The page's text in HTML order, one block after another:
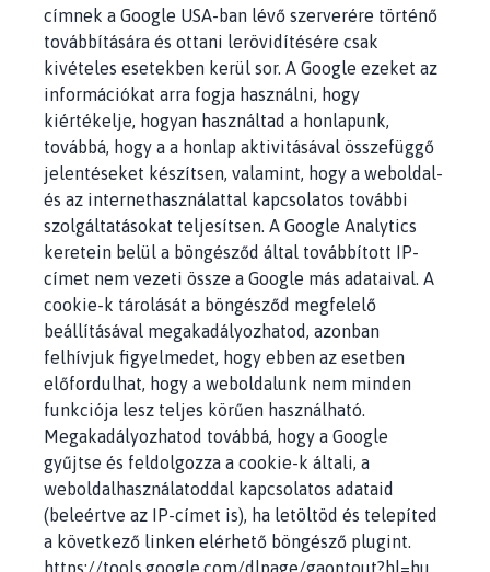
címnek a Google USA-ban lévő szerverére történő
továbbítására és ottani lerövidítésére csak
kivételes esetekben kerül sor. A Google ezeket az
információkat arra fogja használni, hogy
kiértékelje, hogyan használtad a honlapunk,
továbbá, hogy a a honlap aktivitásával összefüggő
jelentéseket készítsen, valamint, hogy a weboldal-
és az internethasználattal kapcsolatos további
szolgáltatásokat teljesítsen. A Google Analytics
keretein belül a böngésződ által továbbított IP-
címet nem vezeti össze a Google más adataival. A
cookie-k tárolását a böngésződ megfelelő
beállításával megakadályozhatod, azonban
felhívjuk figyelmedet, hogy ebben az esetben
előfordulhat, hogy a weboldalunk nem minden
funkciója lesz teljes körűen használható.
Megakadályozhatod továbbá, hogy a Google
gyűjtse és feldolgozza a cookie-k általi, a
weboldalhasználatoddal kapcsolatos adataid
(beleértve az IP-címet is), ha letöltöd és telepíted
a következő linken elérhető böngésző plugint.
https://tools.google.com/dlpage/gaoptout?hl=hu